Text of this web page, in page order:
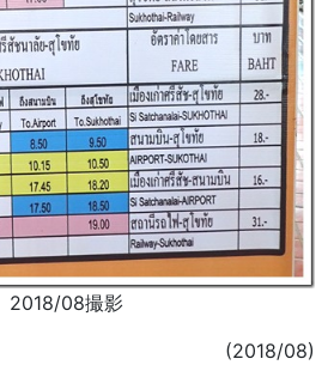
2018/08撮影
(2018/08)